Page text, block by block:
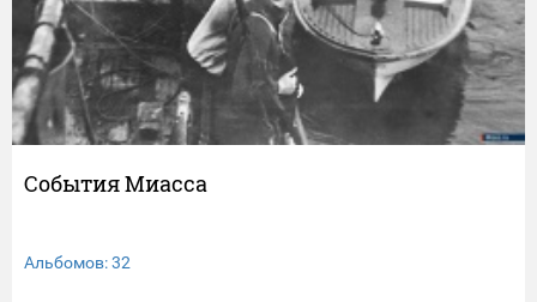
События Миасса
Альбомов: 32